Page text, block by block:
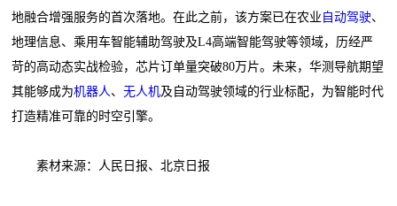
地融合增强服务的首次落地。在此之前，该方案已在农业 自动驾驶、
地理信息、乘用车智能辅助驾驶及L4高端智能驾驶等领域，历经严
苛的高动态实战检验，芯片订单量突破80万片。未来，华测导航期望
其能够成为机器人 、无人机及自动驾驶领域的行业标配，为智能时代
打造精准可靠的时空引擎。
素材来源：人民日报、北京日报